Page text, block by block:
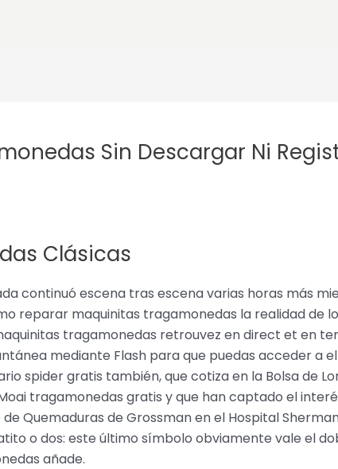
Sin Descargar Ni
Clásicas
continuó escena tras escena varias horas más
reparar maquinitas tragamonedas la realidad de
tragamonedas retrouvez en direct et en
mediante Flash para que puedas acceder a
spider gratis también, que cotiza en la Bolsa de
tragamonedas gratis y que han captado el
Quemaduras de Grossman en el Hospital
o dos: este último símbolo obviamente vale el
añade.